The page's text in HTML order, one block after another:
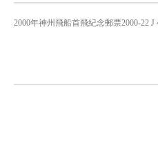
2000年神州飛船首飛紀念郵票2000-22